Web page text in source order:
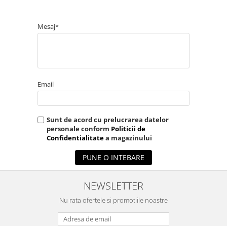
Mesaj*
Email
Sunt de acord cu prelucrarea datelor
personale conform Politicii de
Confidentialitatea magazinului
PUNE O INTEBARE
NEWSLETTER
Nu rata ofertele si promotiile noastre